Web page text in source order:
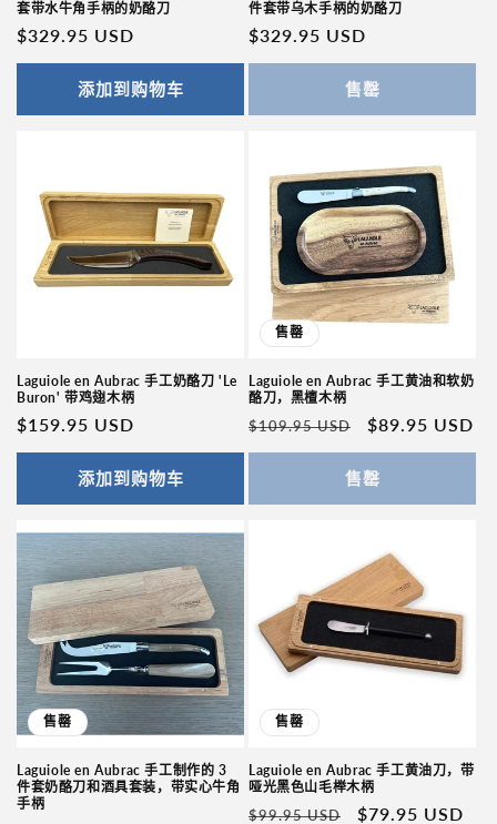
套带水牛角手柄的奶酪刀
常
规
格
$329.95 USD
添加到购物车
件套带乌木手柄的奶酪刀
常
规
格
$329.95 USD
售罄
Laguiole en Aubrac 手工奶酪刀 'Le
Buron' 带鸡翅木柄
常
规
格
$159.95 USD
添加到购物车
售罄
Laguiole en Aubrac 手工黄油和软奶
酪刀，黑檀木柄
常
规
格
$109.95 USD
促
销
价
$89.95 USD
售罄
售罄
Laguiole en Aubrac 手工制作的 3
件套奶酪刀和酒具套装，带实心牛角
手柄
售罄
Laguiole en Aubrac 手工黄油刀，带
哑光黑色山毛榉木柄
常
$99.95 USD 促
$79.95 USD